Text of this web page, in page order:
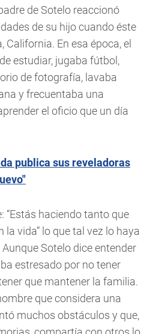
de Sotelo reaccionó
de su hijo cuando éste
En esa época, el
estudiar, jugaba fútbol,
de fotografía, lavaba
y frecuentaba una
el oficio que un día
publica sus reveladoras
“Estás haciendo tanto que
la vida” lo que tal vez lo haya
Sotelo dice entender
estresado por no tener
que mantener la familia.
que considera una
muchos obstáculos y que,